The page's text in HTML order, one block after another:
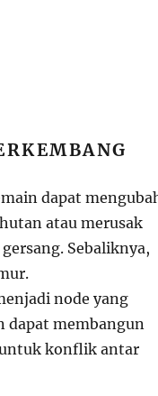
dapat
atau merusak
Sebaliknya,
node yang
dapat membangun
konflik antar